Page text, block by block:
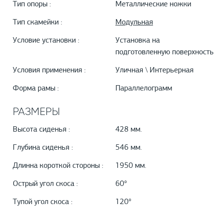
Тип опоры : Металлические ножки
Тип скамейки : Модульная
Условие установки :
Установка на
подготовленную поверхность
Условия применения : Уличная \ Интерьерная
Форма рамы : Параллелограмм
РАЗМЕРЫ
Высота сиденья : 428 мм.
Глубина сиденья : 546 мм.
Длинна короткой стороны : 1950 мм.
Острый угол скоса : 60°
Тупой угол скоса : 120°